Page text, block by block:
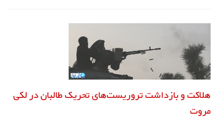
هلاکت و بازداشت تروریست‌های تحریک طالبان در لکی
مروت